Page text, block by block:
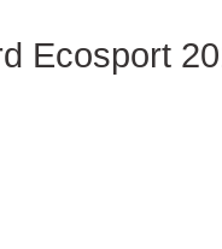
Ecosport